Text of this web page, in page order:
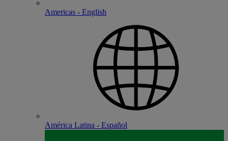
Americas - English
América Latina - Español